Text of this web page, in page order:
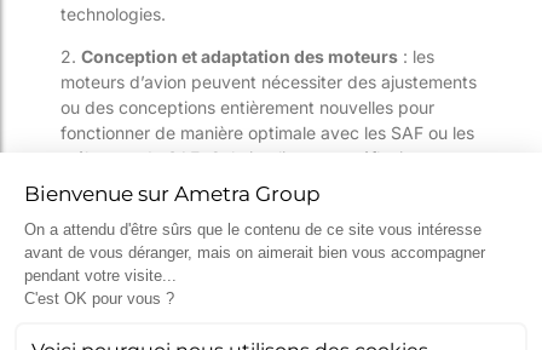
technologies.
2. Conception et adaptation des moteurs : les
moteurs d’avion peuvent nécessiter des ajustements
ou des conceptions entièrement nouvelles pour
fonctionner de manière optimale avec les SAF ou les
mélanges de SAF. Cela implique une réflexion
approfondie sur la compatibilité des matériaux, la
performance thermique et la durabilité.
3.Infrastructure et logistique: la distribution et le
stockage des SAF présentent des défis uniques par
rapport aux carburants d’aviation traditionnels. Les